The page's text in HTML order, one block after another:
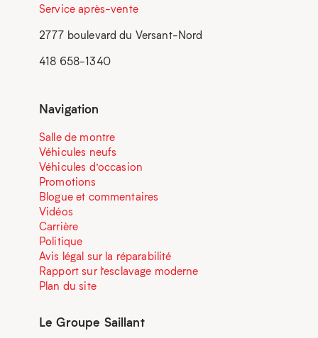
Service après-vente
2777 boulevard du Versant-Nord
418 658-1340
Navigation
Salle de montre
Véhicules neufs
Véhicules d’occasion
Promotions
Blogue et commentaires
Vidéos
Carrière
Politique
Avis légal sur la réparabilité
Rapport sur l’esclavage moderne
Plan du site
Le Groupe Saillant